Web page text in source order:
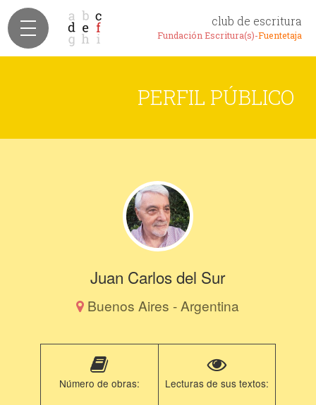
club de escritura
Fundación Escritura(s)-Fuentetaja
PERFIL PÚBLICO
Juan Carlos del Sur
Buenos Aires - Argentina
Número de obras: Lecturas de sus textos: